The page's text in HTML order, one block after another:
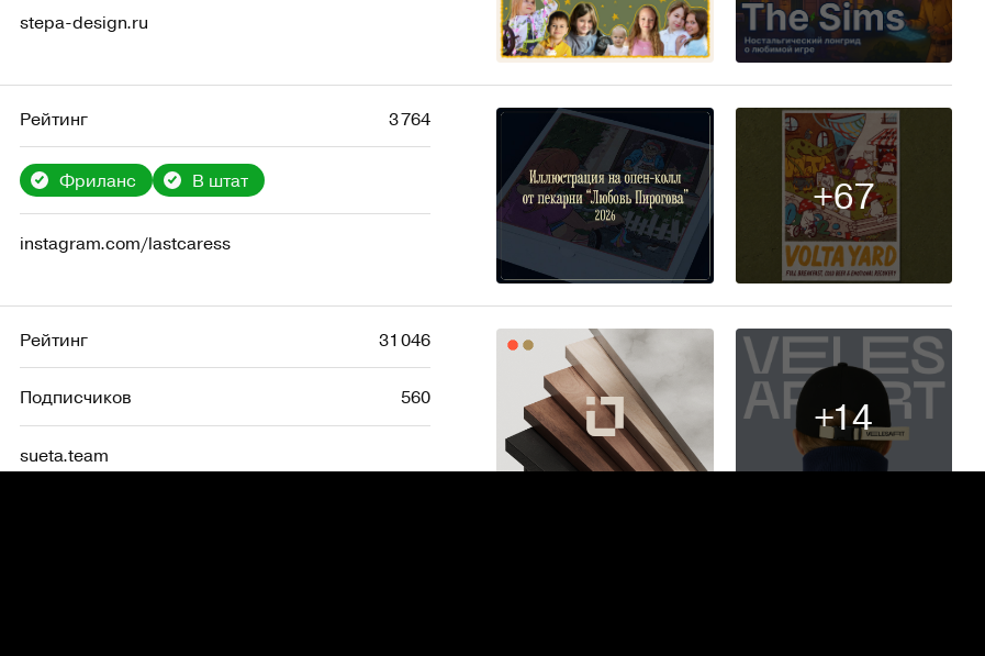
stepa-design.ru
9
Рейтинг 3 764
Фриланс В штат
instagram.com/lastcaress
+67
Рейтинг 31 046
Подписчиков 560
sueta.team
284
+14